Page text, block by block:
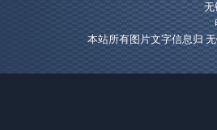
无
本站所有图片文字信息归